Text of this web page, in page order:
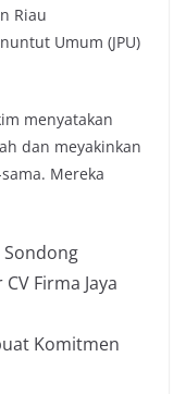
Riau
Umum (JPU)
menyatakan
dan meyakinkan
Mereka
Sondong
Firma Jaya
Komitmen